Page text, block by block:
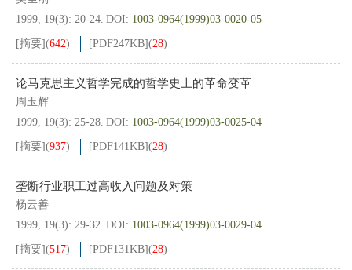
1999, 19(3): 20-24. DOI: 1003-0964(1999)03-0020-05
[摘要](642) [PDF247KB](28)
论马克思主义哲学完成的哲学史上的革命变革
周玉辉
1999, 19(3): 25-28. DOI: 1003-0964(1999)03-0025-04
[摘要](937) [PDF141KB](28)
垄断行业职工过高收入问题及对策
杨云善
1999, 19(3): 29-32. DOI: 1003-0964(1999)03-0029-04
[摘要](517) [PDF131KB](28)